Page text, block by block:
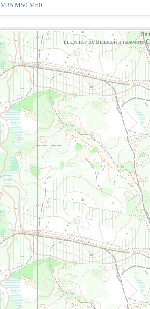
М35 М50 М60
выделите их мышкой и нажмите